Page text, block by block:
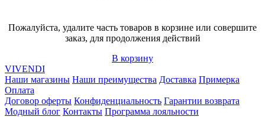
Пожалуйста, удалите часть товаров в корзине или совершите
заказ, для продолжения действий
В корзину
VIVENDI
Наши магазины Наши преимущества Доставка Примерка
Оплата
Договор оферты Конфиденциальность Гарантии возврата
Модный блог Контакты Программа лояльности